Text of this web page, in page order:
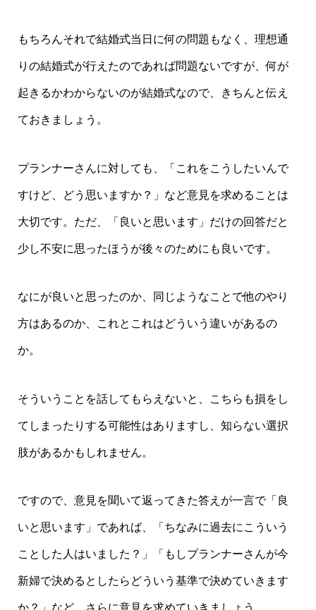
もちろんそれで結婚式当日に何の問題もなく、理想通
りの結婚式が行えたのであれば問題ないですが、何が
起きるかわからないのが結婚式なので、きちんと伝え
ておきましょう。
プランナーさんに対しても、「これをこうしたいんで
すけど、どう思いますか？」など意見を求めることは
大切です。ただ、「良いと思います」だけの回答だと
少し不安に思ったほうが後々のためにも良いです。
なにが良いと思ったのか、同じようなことで他のやり
方はあるのか、これとこれはどういう違いがあるの
か。
そういうことを話してもらえないと、こちらも損をし
てしまったりする可能性はありますし、知らない選択
肢があるかもしれません。
ですので、意見を聞いて返ってきた答えが一言で「良
いと思います」であれば、「ちなみに過去にこういう
ことした人はいました？」「もしプランナーさんが今
新婦で決めるとしたらどういう基準で決めていきます